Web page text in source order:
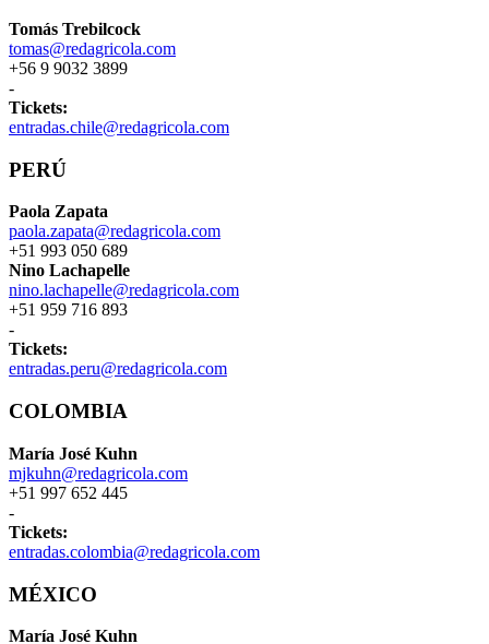
Tomás Trebilcock
tomas@redagricola.com
+56 9 9032 3899
-
Tickets:
entradas.chile@redagricola.com
PERÚ
Paola Zapata
paola.zapata@redagricola.com
+51 993 050 689
Nino Lachapelle
nino.lachapelle@redagricola.com
+51 959 716 893
-
Tickets:
entradas.peru@redagricola.com
COLOMBIA
María José Kuhn
mjkuhn@redagricola.com
+51 997 652 445
-
Tickets:
entradas.colombia@redagricola.com
MÉXICO
María José Kuhn